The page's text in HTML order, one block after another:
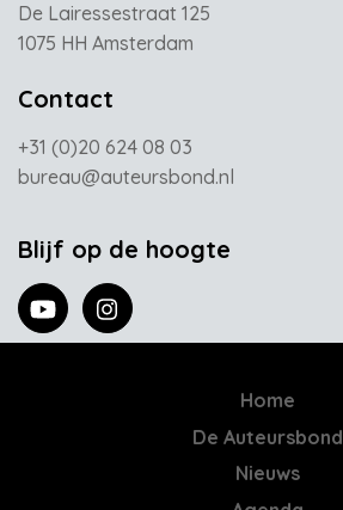
De Lairessestraat 125
1075 HH Amsterdam
Contact
+31 (0)20 624 08 03
bureau@auteursbond.nl
Blijf op de hoogte
Home
De Auteursbond
Nieuws